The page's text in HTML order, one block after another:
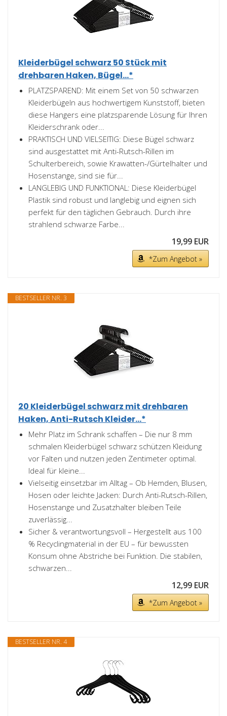
Kleiderbügel schwarz 50 Stück mit
drehbaren Haken, Bügel...*
PLATZSPAREND: Mit einem Set von 50 schwarzen
Kleiderbügeln aus hochwertigem Kunststoff, bieten
diese Hangers eine platzsparende Lösung für Ihren
Kleiderschrank oder...
PRAKTISCH UND VIELSEITIG: Diese Bügel schwarz
sind ausgestattet mit Anti-Rutsch-Rillen im
Schulterbereich, sowie Krawatten-/Gürtelhalter und
Hosenstange, sind sie für...
LANGLEBIG UND FUNKTIONAL: Diese Kleiderbügel
Plastik sind robust und langlebig und eignen sich
perfekt für den täglichen Gebrauch. Durch ihre
strahlend schwarze Farbe...
19,99 EUR
*Zum Angebot »
BESTSELLER NR. 3
20 Kleiderbügel schwarz mit drehbaren
Haken, Anti-Rutsch Kleider...*
Mehr Platz im Schrank schaffen – Die nur 8 mm
schmalen Kleiderbügel schwarz schützen Kleidung
vor Falten und nutzen jeden Zentimeter optimal.
Ideal für kleine...
Vielseitig einsetzbar im Alltag – Ob Hemden, Blusen,
Hosen oder leichte Jacken: Durch Anti-Rutsch-Rillen,
Hosenstange und Zusatzhalter bleiben Teile
zuverlässig...
Sicher & verantwortungsvoll – Hergestellt aus 100
% Recyclingmaterial in der EU – für bewussten
Konsum ohne Abstriche bei Funktion. Die stabilen,
schwarzen...
12,99 EUR
*Zum Angebot »
BESTSELLER NR. 4